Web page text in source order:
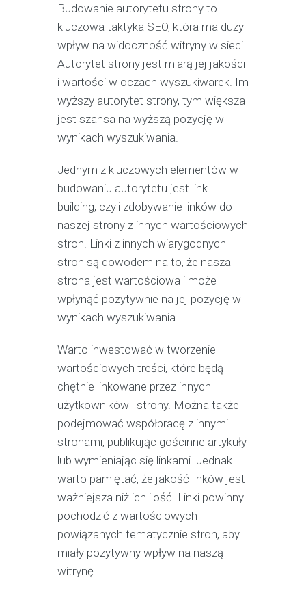
Budowanie autorytetu strony to
kluczowa taktyka SEO, która ma duży
wpływ na widoczność witryny w sieci.
Autorytet strony jest miarą jej jakości
i wartości w oczach wyszukiwarek. Im
wyższy autorytet strony, tym większa
jest szansa na wyższą pozycję w
wynikach wyszukiwania.
Jednym z kluczowych elementów w
budowaniu autorytetu jest link
building, czyli zdobywanie linków do
naszej strony z innych wartościowych
stron. Linki z innych wiarygodnych
stron są dowodem na to, że nasza
strona jest wartościowa i może
wpłynąć pozytywnie na jej pozycję w
wynikach wyszukiwania.
Warto inwestować w tworzenie
wartościowych treści, które będą
chętnie linkowane przez innych
użytkowników i strony. Można także
podejmować współpracę z innymi
stronami, publikując gościnne artykuły
lub wymieniając się linkami. Jednak
warto pamiętać, że jakość linków jest
ważniejsza niż ich ilość. Linki powinny
pochodzić z wartościowych i
powiązanych tematycznie stron, aby
miały pozytywny wpływ na naszą
witrynę.